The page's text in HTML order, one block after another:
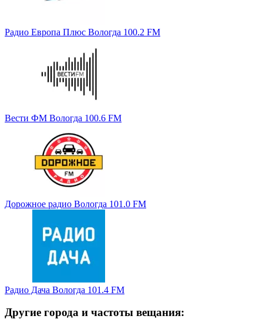
Радио Европа Плюс Вологда 100.2 FM
Вести ФМ Вологда 100.6 FM
Дорожное радио Вологда 101.0 FM
Радио Дача Вологда 101.4 FM
Другие города и частоты вещания: